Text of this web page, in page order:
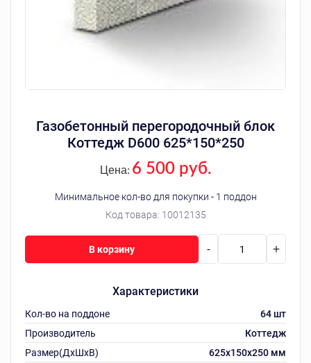
Газобетонный перегородочный блок
Коттедж D600 625*150*250
Код товара: 10012135
Цена: 6 500 руб.
Минимальное кол-во для покупки - 1 поддон
Характеристики
Кол-во на поддоне
64 шт
Производитель
Коттедж
Размер(ДхШхВ)
625х150х250 мм
- +
В корзину